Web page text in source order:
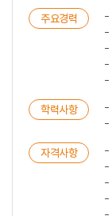
주요경력
학력사항
자격사항